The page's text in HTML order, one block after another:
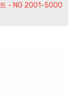
- NG 2001-5000